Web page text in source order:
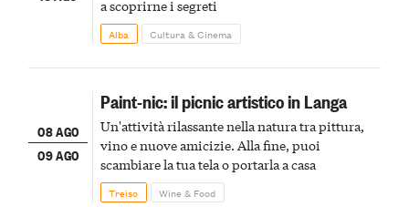
a scoprirne i segreti
Alba Cultura & Cinema
08 AGO
09 AGO
Paint-nic: il picnic artistico in Langa
Un'attività rilassante nella natura tra pittura,
vino e nuove amicizie. Alla fine, puoi
scambiare la tua tela o portarla a casa
Treiso Wine & Food